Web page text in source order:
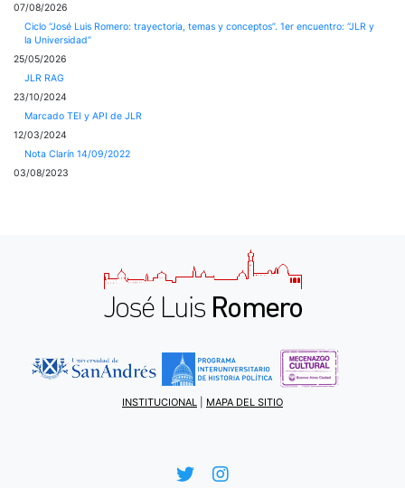
07/08/2026
Ciclo “José Luis Romero: trayectoria, temas y conceptos”. 1er encuentro: “JLR y
la Universidad”
25/05/2026
JLR RAG
23/10/2024
Marcado TEI y API de JLR
12/03/2024
Nota Clarín 14/09/2022
03/08/2023
INSTITUCIONAL MAPA DEL SITIO